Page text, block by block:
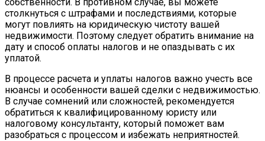
столкнуться с штрафами и последствиями, которые
могут повлиять на юридическую чистоту вашей
недвижимости. Поэтому следует обратить внимание на
дату и способ оплаты налогов и не опаздывать с их
уплатой.
В процессе расчета и уплаты налогов важно учесть все
нюансы и особенности вашей сделки с недвижимостью.
В случае сомнений или сложностей, рекомендуется
обратиться к квалифицированному юристу или
налоговому консультанту, который поможет вам
разобраться с процессом и избежать неприятностей.